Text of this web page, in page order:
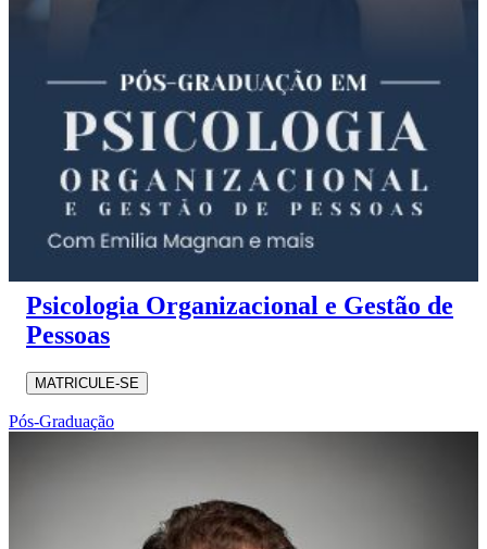
Psicologia Organizacional e Gestão de
Pessoas
MATRICULE-SE
Pós-Graduação